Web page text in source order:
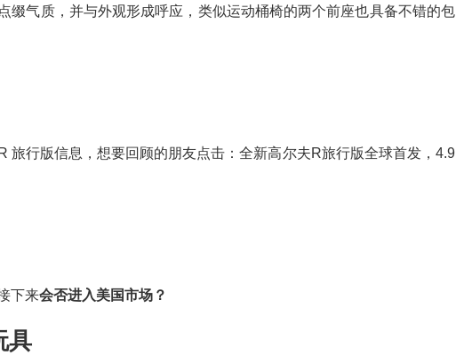
缀气质，并与外观形成呼应，类似运动桶椅的两个前座也具备不错的包
旅行版信息，想要回顾的朋友点击：全新高尔夫R旅行版全球首发，4.9
下来会否进入美国市场？
具